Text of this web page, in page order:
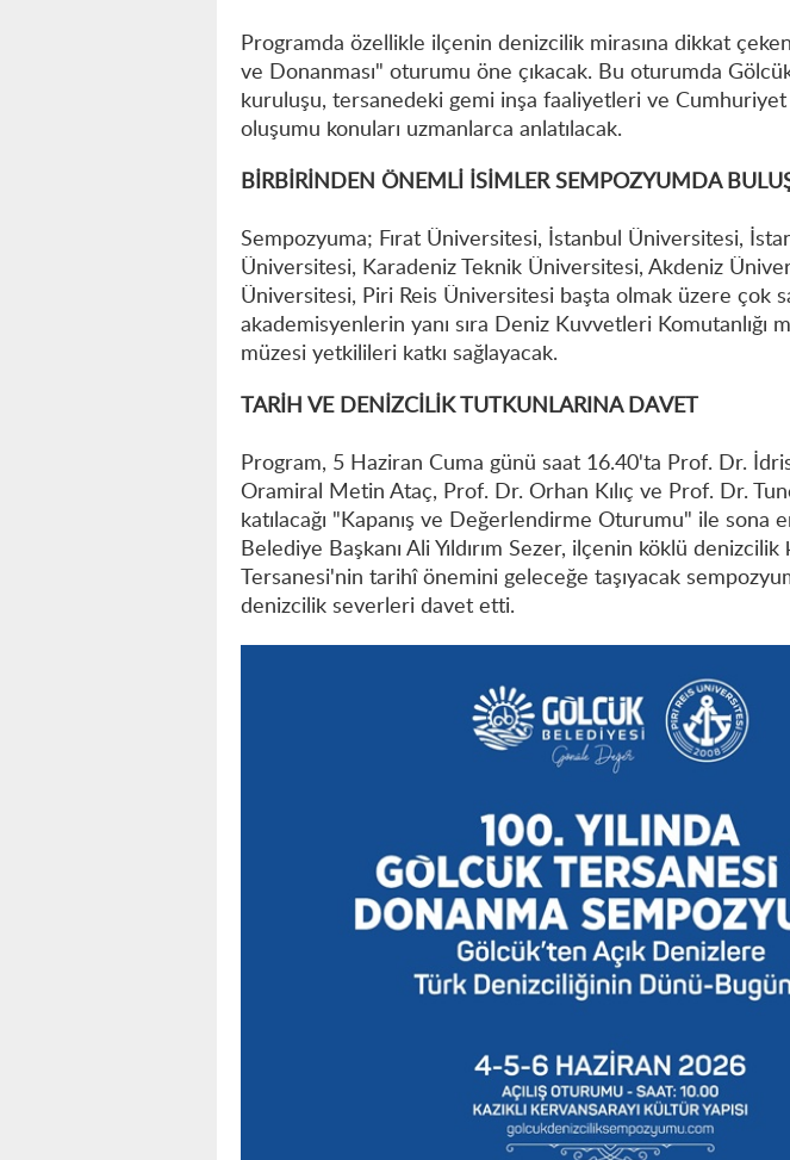
Programda özellikle ilçenin denizcilik mirasına dikkat
ve Donanması" oturumu öne çıkacak. Bu oturumda
kuruluşu, tersanedeki gemi inşa faaliyetleri ve Cumhuriyet
oluşumu konuları uzmanlarca anlatılacak.
BİRBİRİNDEN ÖNEMLİ İSİMLER SEMPOZYUMDA
Sempozyuma; Fırat Üniversitesi, İstanbul Üniversitesi,
Üniversitesi, Karadeniz Teknik Üniversitesi, Akdeniz
Üniversitesi, Piri Reis Üniversitesi başta olmak üzere çok
akademisyenlerin yanı sıra Deniz Kuvvetleri Komutanlığı
müzesi yetkilileri katkı sağlayacak.
TARİH VE DENİZCİLİK TUTKUNLARINA DAVET
Program, 5 Haziran Cuma günü saat 16.40'ta Prof. Dr.
Oramiral Metin Ataç, Prof. Dr. Orhan Kılıç ve Prof. Dr.
katılacağı "Kapanış ve Değerlendirme Oturumu" ile sona
Belediye Başkanı Ali Yıldırım Sezer, ilçenin köklü
Tersanesi'nin tarihî önemini geleceğe taşıyacak
denizcilik severleri davet etti.